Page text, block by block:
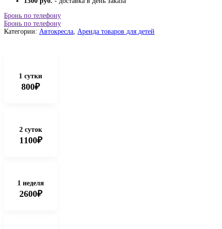
Бронь по телефону
Бронь по телефону
Категории: Автокресла, Аренда товаров для детей
1 сутки
800₽
2 суток
1100₽
1 неделя
2600₽